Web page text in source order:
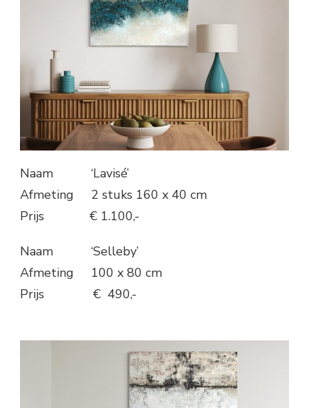
Naam ‘Lavisé’
Afmeting 2 stuks 160 x 40 cm
Prijs € 1.100,-
Naam ‘Selleby’
Afmeting 100 x 80 cm
Prijs € 490,-